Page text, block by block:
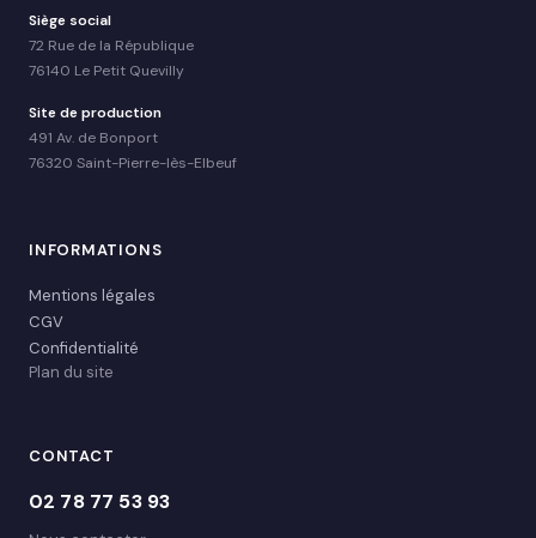
Siège social
72 Rue de la République
76140 Le Petit Quevilly
Site de production
491 Av. de Bonport
76320 Saint-Pierre-lès-Elbeuf
INFORMATIONS
Mentions légales
CGV
Confidentialité
Plan du site
CONTACT
02 78 77 53 93